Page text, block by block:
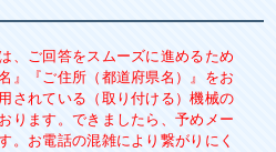
、ご回答をスムーズに進めるため
』『ご住所（都道府県名）』をお
されている（取り付ける）機械の
ります。できましたら、予めメー
。お電話の混雑により繋がりにく